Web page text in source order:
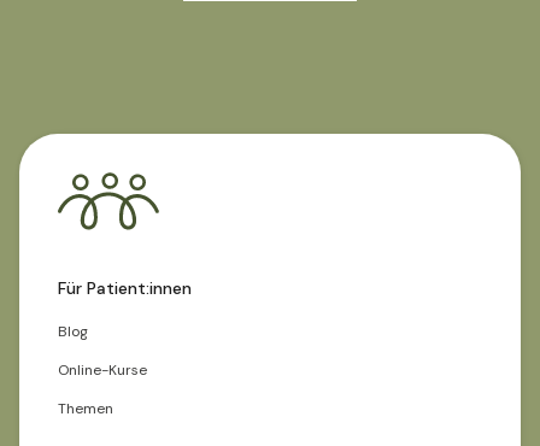
Für Patient:innen
Blog
Online-Kurse
Themen